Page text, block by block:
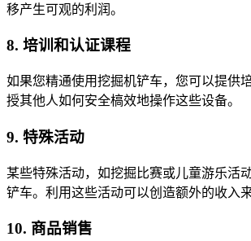
移产生可观的利润。
8. 培训和认证课程
如果您精通使用挖掘机铲车，您可以提供
授其他人如何安全槁效地操作这些设备。
9. 特殊活动
某些特殊活动，如挖掘比赛或儿童游乐活
铲车。利用这些活动可以创造额外的收入来
10. 商品销售